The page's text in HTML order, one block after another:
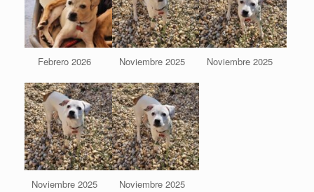
Febrero 2026 Noviembre 2025 Noviembre 2025
Noviembre 2025 Noviembre 2025